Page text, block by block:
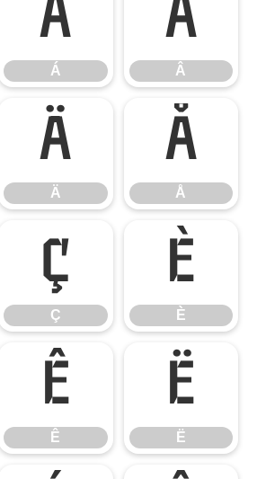
Á
Á
Â
Â
Ä
Ä
Å
Å
Ç
Ç
È
È
Ê
Ê
Ë
Ë